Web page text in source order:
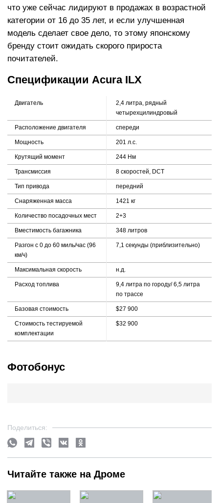
что уже сейчас лидируют в продажах в возрастной
категории от 16 до 35 лет, и если улучшенная
модель сделает свое дело, то этому японскому
бренду стоит ожидать скорого прироста
почитателей.
Спецификации Acura ILX
Двигатель
2,4 литра, рядный
четырехцилиндровый
Расположение двигателя спереди
Мощность 201 л.с.
Крутящий момент 244 Нм
Трансмиссия 8 скоростей, DCT
Тип привода передний
Снаряженная масса 1421 кг
Количество посадочных мест 2+3
Вместимость багажника 348 литров
Разгон с 0 до 60 миль/час (96
км/ч)
7,1 секунды (приблизительно)
Максимальная скорость н.д.
Расход топлива
9,4 литра по городу/ 6,5 литра
по трассе
Базовая стоимость $27 900
Стоимость тестируемой
комплектации
$32 900
Фотобонус
Поделиться:
Читайте также на Дроме